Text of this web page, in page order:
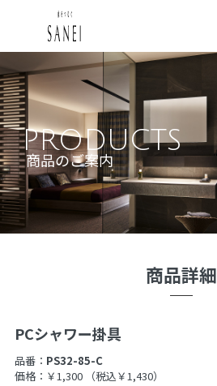
PRODUCTS
商品のご案内
商品詳細
PCシャワー掛具
品番： PS32-85-C
価格：￥1,300
（税込￥1,430）